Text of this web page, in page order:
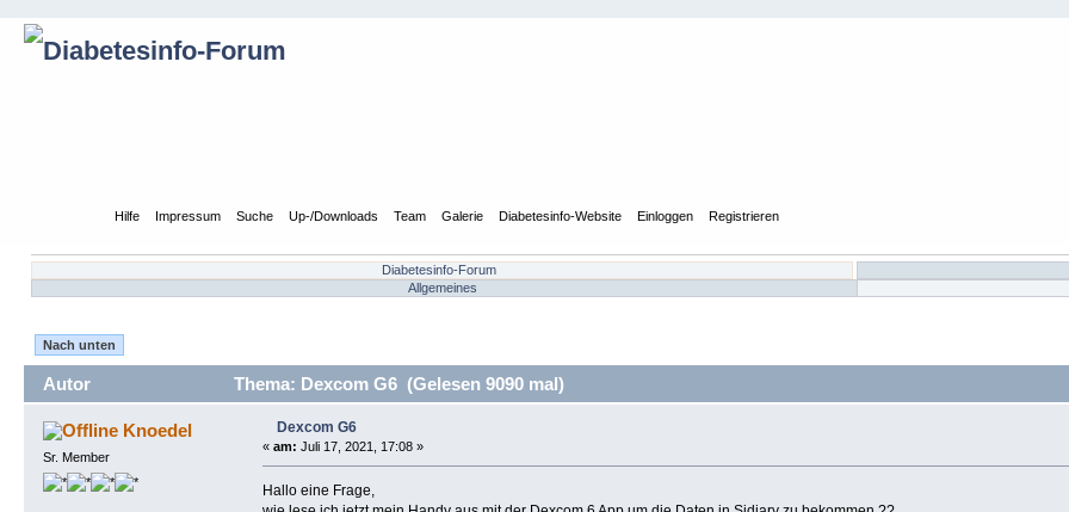
Hilfe Impressum Suche Up-/Downloads Team Galerie Diabetesinfo-Website Einloggen Registrieren
Diabetesinfo-Forum
Allgemeines
Nach unten
Autor Thema: Dexcom G6 (Gelesen 9090 mal)
Knoedel
Sr. Member
Dexcom G6
« am: Juli 17, 2021, 17:08 »
Hallo eine Frage,